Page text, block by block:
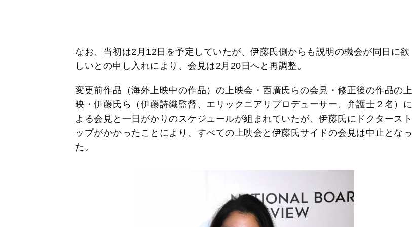
なお、当初は2月12日を予定していたが、伊藤氏側からも説明の機会が同日に欲
しいとの申し入れにより、会見は2月20日へと再調整。
変更前作品（海外上映中の作品）の上映会・西廣氏らの会見・修正後の作品の上
映・伊藤氏ら（伊藤詩織監督、エリックニアリプロデューサー、弁護士２名）に
よる会見と一日がかりのスケジュールが組まれていたが、伊藤氏にドクタースト
ップがかかったことにより、すべての上映会と伊藤氏サイドの会見は中止となっ
た。